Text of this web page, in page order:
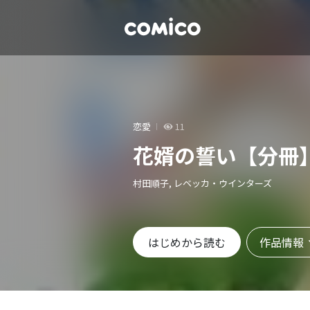
恋愛 11
花婿の誓い【分冊
村田順子, レベッカ・ウインターズ
はじめから読む 作品情報